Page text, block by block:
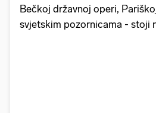
Bečkoj državnoj operi,
svjetskim pozornicama - stoji